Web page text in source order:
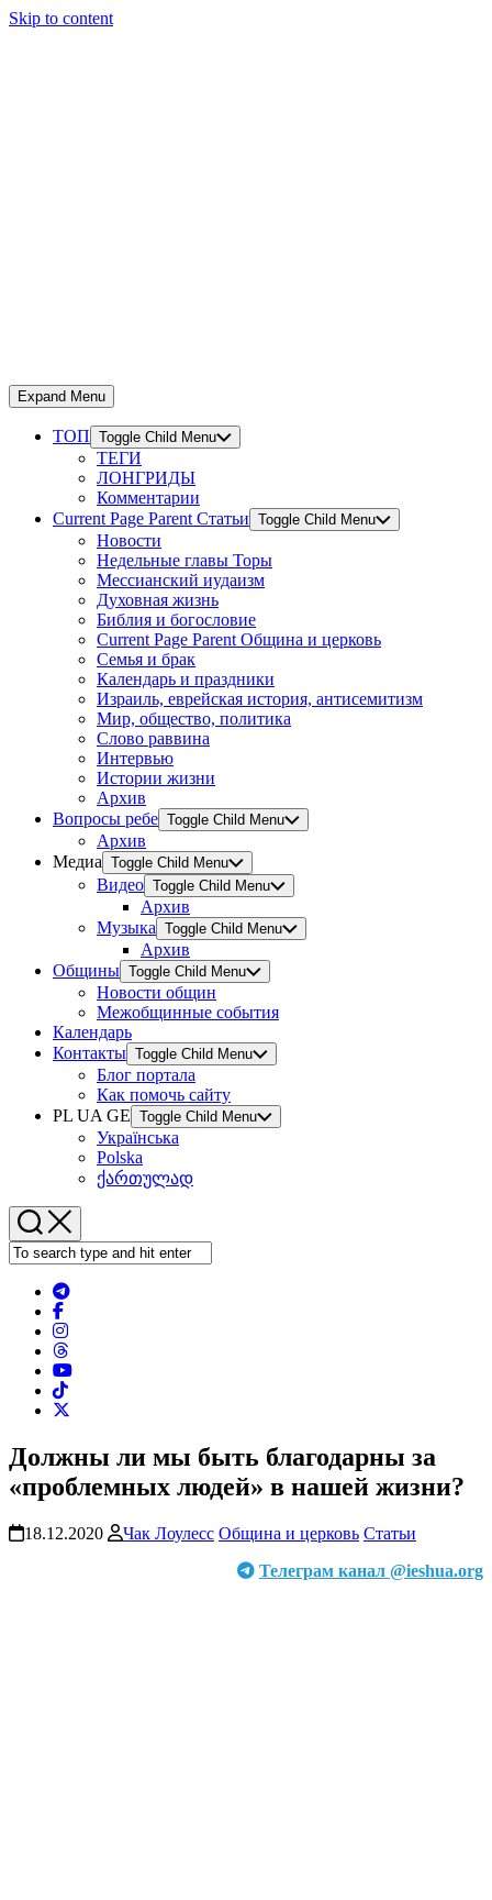
Skip to content
Expand Menu
ТОП Toggle Child Menu
ТЕГИ
ЛОНГРИДЫ
Комментарии
Current Page Parent Статьи Toggle Child Menu
Новости
Недельные главы Торы
Мессианский иудаизм
Духовная жизнь
Библия и богословие
Current Page Parent Община и церковь
Семья и брак
Календарь и праздники
Израиль, еврейская история, антисемитизм
Мир, общество, политика
Слово раввина
Интервью
Истории жизни
Архив
Вопросы ребе Toggle Child Menu
Архив
Медиа Toggle Child Menu
Видео Toggle Child Menu
Архив
Музыка Toggle Child Menu
Архив
Общины Toggle Child Menu
Новости общин
Межобщинные события
Календарь
Контакты Toggle Child Menu
Блог портала
Как помочь сайту
PL UA GE Toggle Child Menu
Українська
Polska
ქართულად
Должны ли мы быть благодарны за
«проблемных людей» в нашей жизни?
18.12.2020 Чак Лоулесс Община и церковь Статьи
Телеграм канал @ieshua.org